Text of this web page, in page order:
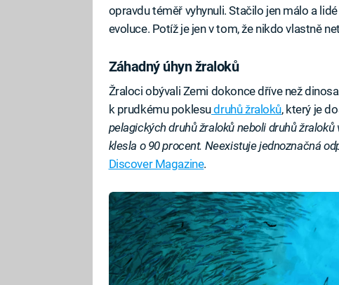
opravdu téměř vyhynuli. Stačilo jen málo a
evoluce. Potíž je jen v tom, že nikdo vlastně
Záhadný úhyn žraloků
Žraloci obývali Zemi dokonce dříve než
k prudkému poklesudruhů žraloků, který je
pelagických druhů žraloků neboli druhů
klesla o 90 procent. Neexistuje jednoznačná
Discover Magazine.